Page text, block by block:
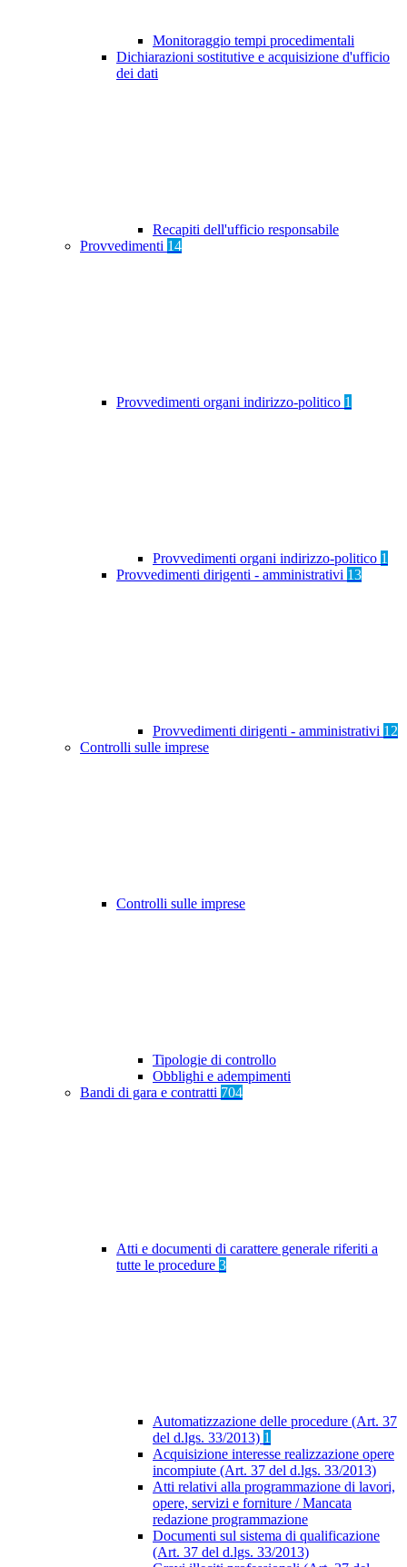
Monitoraggio tempi procedimentali
Dichiarazioni sostitutive e acquisizione d'ufficio
dei dati
Recapiti dell'ufficio responsabile
Provvedimenti 14
Provvedimenti organi indirizzo-politico 1
Provvedimenti organi indirizzo-politico 1
Provvedimenti dirigenti - amministrativi 13
Provvedimenti dirigenti - amministrativi 12
Controlli sulle imprese
Controlli sulle imprese
Tipologie di controllo
Obblighi e adempimenti
Bandi di gara e contratti 704
Atti e documenti di carattere generale riferiti a
tutte le procedure 3
Automatizzazione delle procedure (Art. 37
del d.lgs. 33/2013) 1
Acquisizione interesse realizzazione opere
incompiute (Art. 37 del d.lgs. 33/2013)
Atti relativi alla programmazione di lavori,
opere, servizi e forniture / Mancata
redazione programmazione
Documenti sul sistema di qualificazione
(Art. 37 del d.lgs. 33/2013)